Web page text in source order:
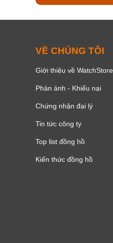
VỀ CHÚNG TÔI
Giới thiệu về WatchStore
Phản ánh - Khiếu nại
Chứng nhận đại lý
Tin tức công ty
Top list đồng hồ
Kiến thức đồng hồ